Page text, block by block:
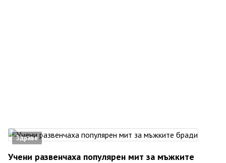
Здраве
Учени развенчаха популярен мит за мъжките